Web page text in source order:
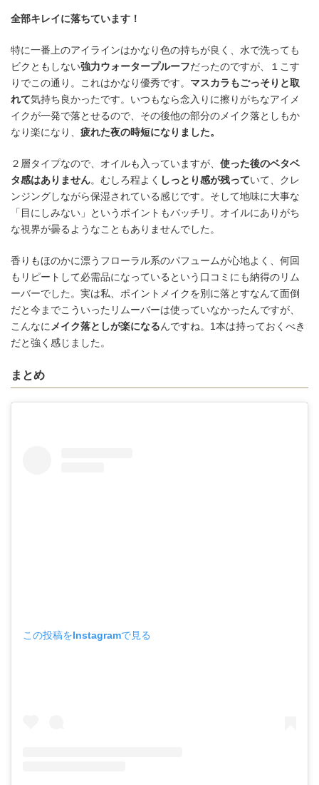
全部キレイに落ちています！
特に一番上のアイラインはかなり色の持ちが良く、水で洗っても
ビクともしない強力ウォータープルーフだったのですが、１こす
りでこの通り。これはかなり優秀です。 マスカラもごっそりと取
れて気持ち良かったです。いつもなら念入りに擦りがちなアイメ
イクが一発で落とせるので、その後他の部分のメイク落としもか
なり楽になり、 疲れた夜の時短になりました。
２層タイプなので、オイルも入っていますが、 使った後のベタベ
タ感はありません。むしろ程よく しっとり感が残っていて、クレ
ンジングしながら保湿されている感じです。そして地味に大事な
「目にしみない」というポイントもバッチリ。オイルにありがち
な視界が曇るようなこともありませんでした。
香りもほのかに漂うフローラル系のパフュームが心地よく、何回
もリピートして必需品になっているという口コミにも納得のリム
ーバーでした。実は私、ポイントメイクを別に落とすなんて面倒
だと今までこういったリムーバーは使っていなかったんですが、
こんなにメイク落としが楽になるんですね。1本は持っておくべき
だと強く感じました。
まとめ
この投稿をInstagramで見る